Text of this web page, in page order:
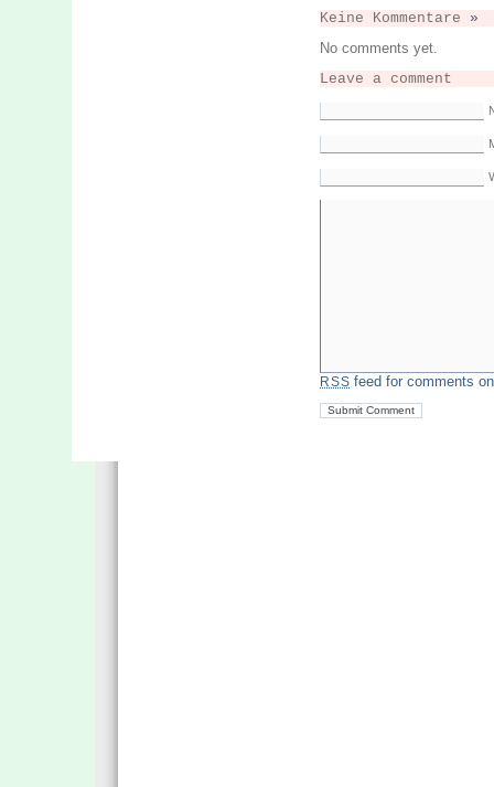
Keine Kommentare »
No comments yet.
Leave a comment
RSS feed for comments